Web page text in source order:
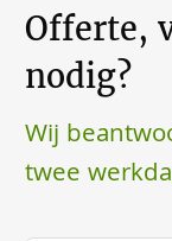
Offerte,
nodig?
Wij
twee